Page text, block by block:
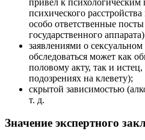
психического
особо ответственные
государственного
заявлениями о
обследоваться может как
половому акту, так и
подозрениях на клевету);
скрытой зависимостью
т. д.
Значение экспертного